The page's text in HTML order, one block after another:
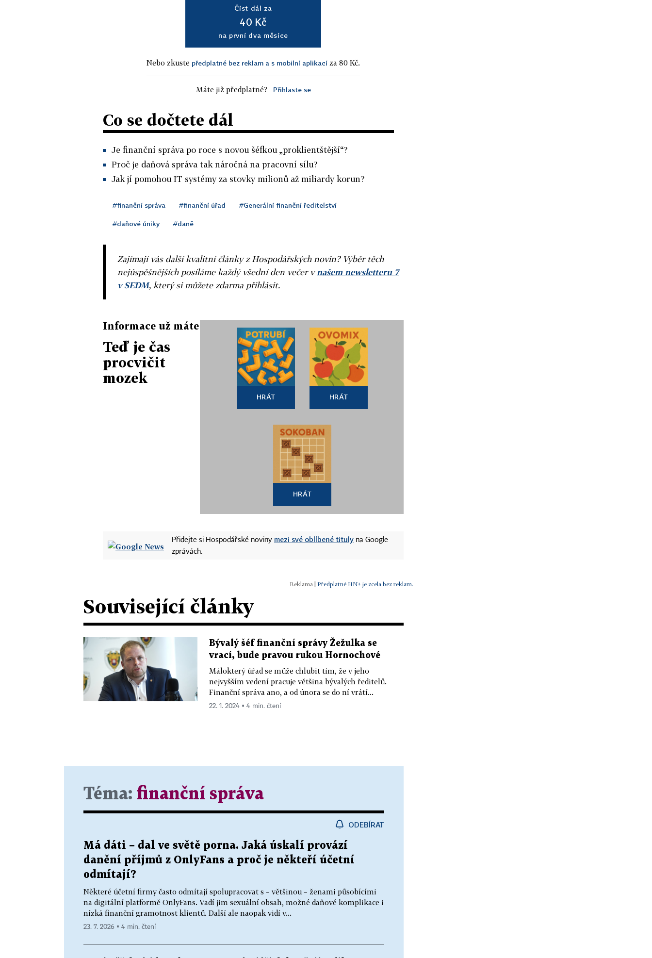
Číst dál za
40 Kč
na první dva měsíce
Nebo zkuste předplatné bez reklam a s mobilní aplikací za 80 Kč.
Máte již předplatné? Přihlaste se
Co se dočtete dál
Je finanční správa po roce s novou šéfkou „proklientštější“?
Proč je daňová správa tak náročná na pracovní sílu?
Jak jí pomohou IT systémy za stovky milionů až miliardy korun?
#finanční správa #finanční úřad #Generální finanční ředitelství
#daňové úniky #daně
Zajímají vás další kvalitní články z Hospodářských novin? Výběr těch
nejúspěšnějších posíláme každý všední den večer vnašem newsletteru 7
v SEDM, který si můžete zdarma přihlásit.
Informace už máte
Teď je čas
procvičit
mozek
HRÁT HRÁT
HRÁT
Přidejte si Hospodářské noviny mezi své oblíbené tituly na Google
zprávách.
| Předplatné HN+ je zcela bez reklam.
Související články
Bývalý šéf finanční správy Žežulka se
vrací, bude pravou rukou Hornochové
Málokterý úřad se může chlubit tím, že v jeho
nejvyšším vedení pracuje většina bývalých ředitelů.
Finanční správa ano, a od února se do ní vrátí...
22. 1. 2024 ▪ 4 min. čtení
Téma: finanční správa
ODEBÍRAT
Má dáti – dal ve světě porna. Jaká úskalí provází
danění příjmů z OnlyFans a proč je někteří účetní
odmítají?
Některé účetní firmy často odmítají spolupracovat s – většinou – ženami působícími
na digitální platformě OnlyFans. Vadí jim sexuální obsah, možné daňové komplikace i
nízká finanční gramotnost klientů. Další ale naopak vidí v...
23. 7. 2026 ▪ 4 min. čtení